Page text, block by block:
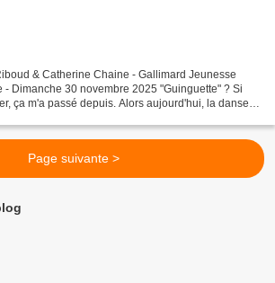
& Catherine Chaine - Gallimard Jeunesse
Dimanche 30 novembre 2025 "Guinguette" ? Si
ça m'a passé depuis. Alors aujourd'hui, la danse et
Page suivante >